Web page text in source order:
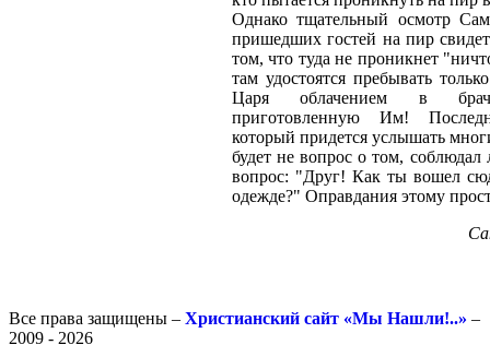
Однако тщательный осмотр
пришедших гостей на пир
том, что туда не проникнет
там удостоятся пребывать
Царя облачением в
приготовленную Им!
который придется услышать
будет не вопрос о том, соблюдал
вопрос: "Друг! Как ты вошел
одежде?" Оправдания этому
Все права защищены – Христианский сайт «Мы Нашли!..» –
2009 - 2026